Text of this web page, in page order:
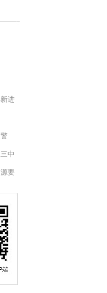
进
中
要